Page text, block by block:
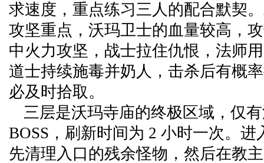
求速度，重点练习三人的配合默契
攻坚重点，沃玛卫士的血量较高，
中火力攻坚，战士拉住仇恨，法师
道士持续施毒并奶人，击杀后有概
必及时拾取。
三层是沃玛寺庙的终极区域，仅
BOSS，刷新时间为 2 小时一次。
先清理入口的残余怪物，然后在教